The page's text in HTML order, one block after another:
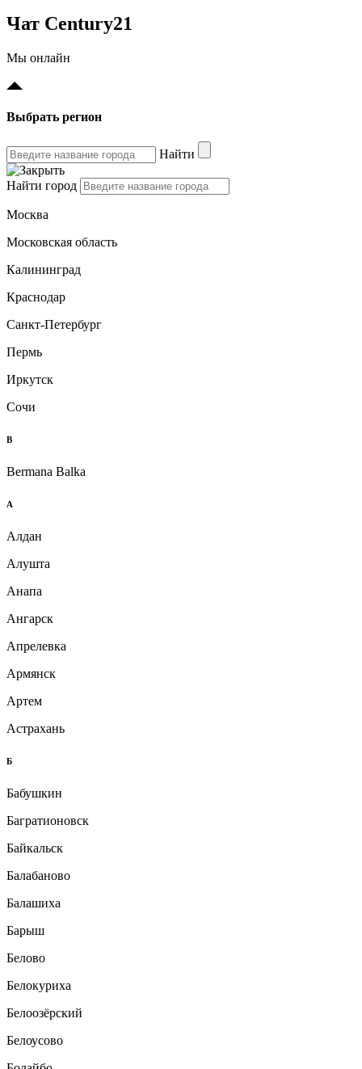
Чат Century21
Мы онлайн
Выбрать регион
Найти
Найти город
Москва
Московская область
Калининград
Краснодар
Санкт-Петербург
Пермь
Иркутск
Сочи
B
Bermana Balka
А
Алдан
Алушта
Анапа
Ангарск
Апрелевка
Армянск
Артем
Астрахань
Б
Бабушкин
Багратионовск
Байкальск
Балабаново
Балашиха
Барыш
Белово
Белокуриха
Белоозёрский
Белоусово